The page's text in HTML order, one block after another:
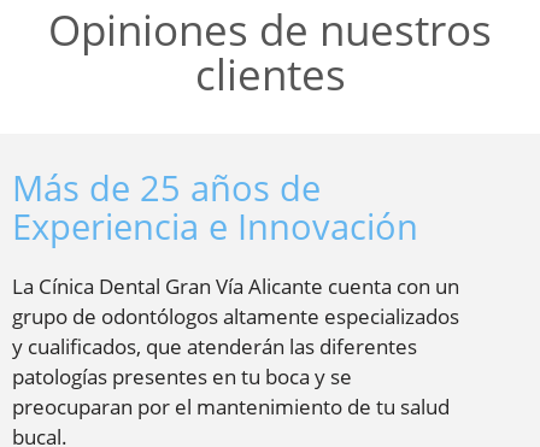
Opiniones de nuestros
clientes
Más de 25 años de
Experiencia e Innovación
La Cínica Dental Gran Vía Alicante cuenta con un
grupo de odontólogos altamente especializados
y cualificados, que atenderán las diferentes
patologías presentes en tu boca y se
preocuparan por el mantenimiento de tu salud
bucal.